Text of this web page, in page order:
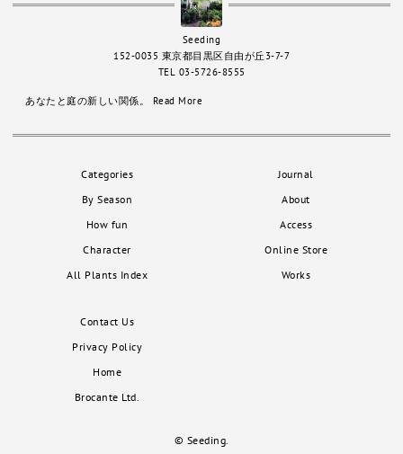
あなたと庭の新しい関係。 Read More
Seeding
152-0035 東京都目黒区自由が丘3-7-7
TEL 03-5726-8555
Categories
By Season
How fun
Character
All Plants Index
Journal
About
Access
Online Store
Works
Contact Us
Privacy Policy
Home
Brocante Ltd.
© Seeding.